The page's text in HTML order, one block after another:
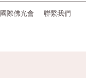
國際佛光會 聯繫我們